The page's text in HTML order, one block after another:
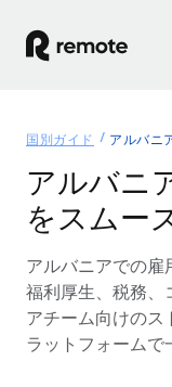
グローバル雇用
グローバル給
コンプライア
Employer of
グローバル展
ソリューション
各国の制度に対応
国別ガイド
/国別のグロー
リソース
ツールと計算ツール
価格
国別ガイド アルバニ
アルバニ
をスムー
アルバニアでの雇
福利厚生、税務、
アチーム向けのス
ラットフォームで